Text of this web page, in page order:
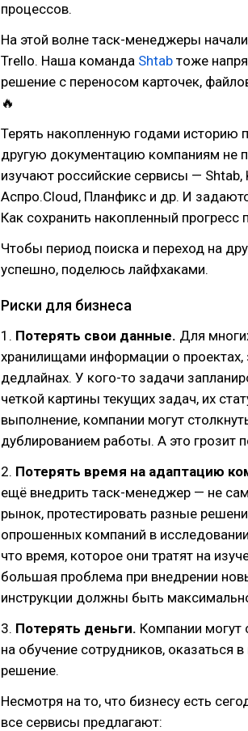
процессов.
На этой волне таск-менеджеры
Trello. Наша команда Shtab тоже
решение с переносом карточек,
🔥
Терять накопленную годами историю
другую документацию компаниям не
изучают российские сервисы — Shtab,
Аспро.Cloud, Планфикс и др. И
Как сохранить накопленный прогресс
Чтобы период поиска и переход на
успешно, поделюсь лайфхаками.
Риски для бизнеса
1. Потерять свои данные. Для
хранилищами информации о проектах,
дедлайнах. У кого-то задачи
четкой картины текущих задач, их
выполнение, компании могут
дублированием работы. А это грозит
2. Потерять время на адаптацию
ещё внедрить таск-менеджер — не
рынок, протестировать разные
опрошенных компаний в
что время, которое они тратят на
большая проблема при внедрении
инструкции должны быть
3. Потерять деньги. Компании могут
на обучение сотрудников, оказаться
решение.
Несмотря на то, что бизнесу есть
все сервисы предлагают: